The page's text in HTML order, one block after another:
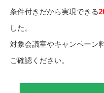
条件付きだから実現できる
した。
対象会議室やキャンペーン
ご確認ください。